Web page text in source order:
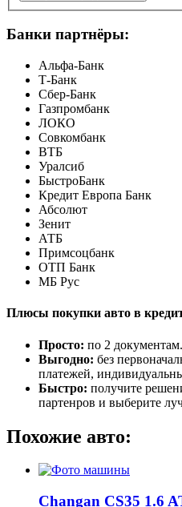
Банки партнёры:
Альфа-Банк
Т-Банк
Сбер-Банк
Газпромбанк
ЛОКО
Совкомбанк
ВТБ
Уралсиб
БыстроБанк
Кредит Европа Банк
Абсолют
Зенит
АТБ
Примсоцбанк
ОТП Банк
МБ Рус
Плюсы покупки авто в
Просто: по 2 документам.
Выгодно: без
платежей,
Быстро: получите
партенров и выберите
Похожие авто:
Changan CS35 1.6